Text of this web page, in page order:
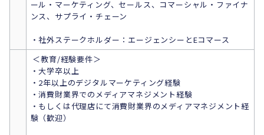
ール・マーケティング、セールス、コマーシャル・ファイナ
ンス、サプライ・チェーン
・社外ステークホルダー：エージェンシーとEコマース
＜教育/経験要件＞
・大学卒以上
・2年以上のデジタルマーケティング経験
・消費財業界でのメディアマネジメント経験
・もしくは代理店にて消費財業界のメディアマネジメント経
験（歓迎）